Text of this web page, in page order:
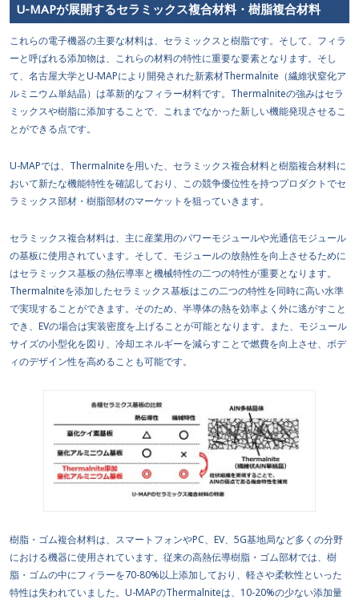
U-MAPが展開するセラミックス複合材料・樹脂複合材料
これらの電子機器の主要な材料は、セラミックスと樹脂です。そして、フィラ
ーと呼ばれる添加物は、これらの材料の特性に重要な要素となります。そし
て、名古屋大学とU-MAPにより開発された新素材Thermalnite（繊維状窒化ア
ルミニウム単結晶）は革新的なフィラー材料です。Thermalniteの強みはセラ
ミックスや樹脂に添加することで、これまでなかった新しい機能発現させるこ
とができる点です。
U-MAPでは、Thermalniteを用いた、セラミックス複合材料と樹脂複合材料に
おいて新たな機能特性を確認しており、この競争優位性を持つプロダクトでセ
ラミックス部材・樹脂部材のマーケットを狙っていきます。
セラミックス複合材料は、主に産業用のパワーモジュールや光通信モジュール
の基板に使用されています。そして、モジュールの放熱性を向上させるために
はセラミックス基板の熱伝導率と機械特性の二つの特性が重要となります。
Thermalniteを添加したセラミックス基板はこの二つの特性を同時に高い水準
で実現することができます。そのため、半導体の熱を効率よく外に逃がすこと
でき、EVの場合は実装密度を上げることが可能となります。また、モジュール
サイズの小型化を図り、冷却エネルギーを減らすことで燃費を向上させ、ボデ
ィのデザイン性を高めることも可能です。
樹脂・ゴム複合材料は、スマートフォンやPC、EV、5G基地局など多くの分野
における機器に使用されています。従来の高熱伝導樹脂・ゴム部材では、樹
脂・ゴムの中にフィラーを70-80%以上添加しており、軽さや柔軟性といった
特性は失われていました。U-MAPのThermalniteは、10-20%の少ない添加量